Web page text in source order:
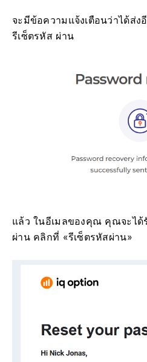
จะมีข้อความแจ้งเตือนว่าได้ส่ง
รีเซ็ตรหัส ผ่าน
แล้ว ในอีเมลของคุณ คุณจะได้
ผ่าน คลิกที่ «รีเซ็ตรหัสผ่าน»